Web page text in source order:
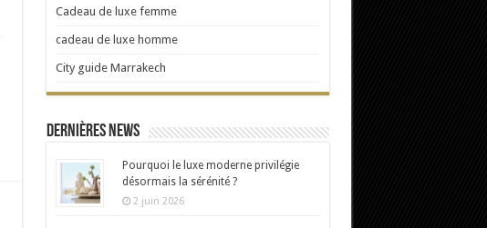
Cadeau de luxe femme
cadeau de luxe homme
City guide Marrakech
Dernières news
Pourquoi le luxe moderne privilégie
désormais la sérénité ?
2 juin 2026